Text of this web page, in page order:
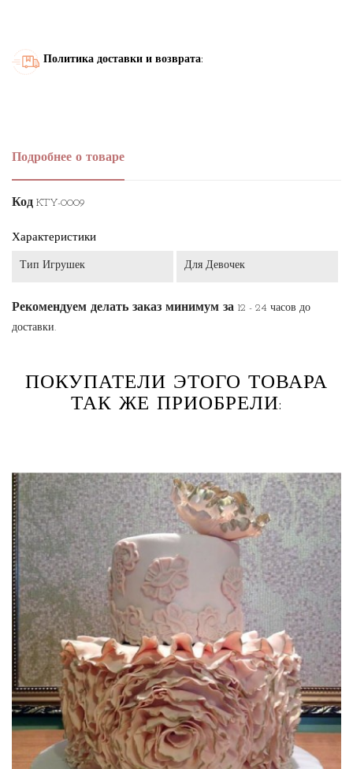
Политика доставки и возврата:
Подробнее о товаре
Код KTY-0009
Характеристики
Тип Игрушек Для Девочек
Рекомендуем делать заказ минимум за 12 - 24 часов до
доставки.
ПОКУПАТЕЛИ ЭТОГО ТОВАРА
ТАК ЖЕ ПРИОБРЕЛИ: